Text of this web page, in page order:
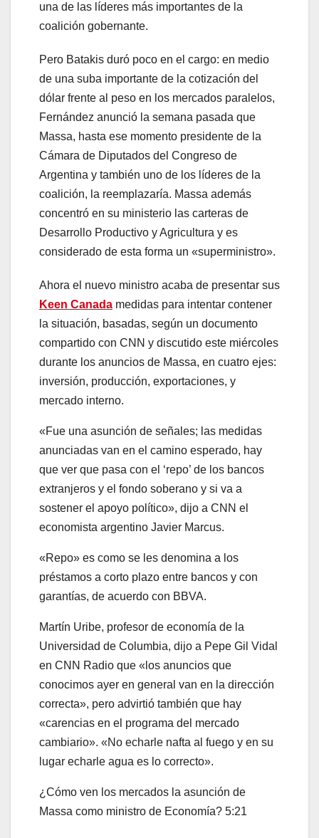
una de las líderes más importantes de la
coalición gobernante.
Pero Batakis duró poco en el cargo: en medio
de una suba importante de la cotización del
dólar frente al peso en los mercados paralelos,
Fernández anunció la semana pasada que
Massa, hasta ese momento presidente de la
Cámara de Diputados del Congreso de
Argentina y también uno de los líderes de la
coalición, la reemplazaría. Massa además
concentró en su ministerio las carteras de
Desarrollo Productivo y Agricultura y es
considerado de esta forma un «superministro».
Ahora el nuevo ministro acaba de presentar sus
Keen Canada medidas para intentar contener
la situación, basadas, según un documento
compartido con CNN y discutido este miércoles
durante los anuncios de Massa, en cuatro ejes:
inversión, producción, exportaciones, y
mercado interno.
«Fue una asunción de señales; las medidas
anunciadas van en el camino esperado, hay
que ver que pasa con el ‘repo’ de los bancos
extranjeros y el fondo soberano y si va a
sostener el apoyo político», dijo a CNN el
economista argentino Javier Marcus.
«Repo» es como se les denomina a los
préstamos a corto plazo entre bancos y con
garantías, de acuerdo con BBVA.
Martín Uribe, profesor de economía de la
Universidad de Columbia, dijo a Pepe Gil Vidal
en CNN Radio que «los anuncios que
conocimos ayer en general van en la dirección
correcta», pero advirtió también que hay
«carencias en el programa del mercado
cambiario». «No echarle nafta al fuego y en su
lugar echarle agua es lo correcto».
¿Cómo ven los mercados la asunción de
Massa como ministro de Economía? 5:21